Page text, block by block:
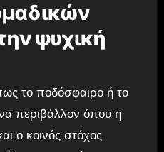
ψυχική
το ποδόσφαιρο ή το
περιβάλλον όπου η
ο κοινός στόχος